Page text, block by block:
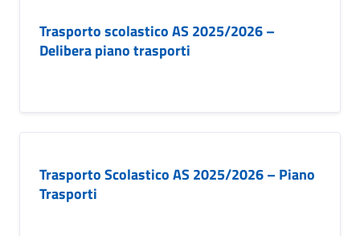
Trasporto scolastico AS 2025/2026 –
Delibera piano trasporti
Trasporto Scolastico AS 2025/2026 – Piano
Trasporti